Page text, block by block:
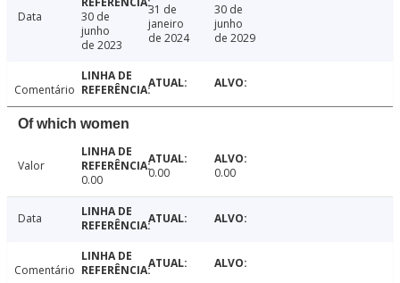
Data
30 de
junho
de 2023
31 de
janeiro
de 2024
30 de
junho
de 2029
Comentário
Of which women
Valor
0.00
0.00 0.00
Data
Comentário